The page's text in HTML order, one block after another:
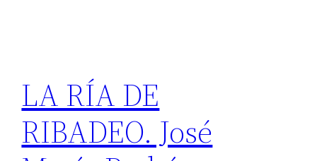
LA RÍA DE
RIBADEO. José